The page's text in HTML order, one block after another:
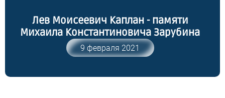
Лев Моисеевич Каплан - памяти
Михаила Константиновича Зарубина
9 февраля 2021